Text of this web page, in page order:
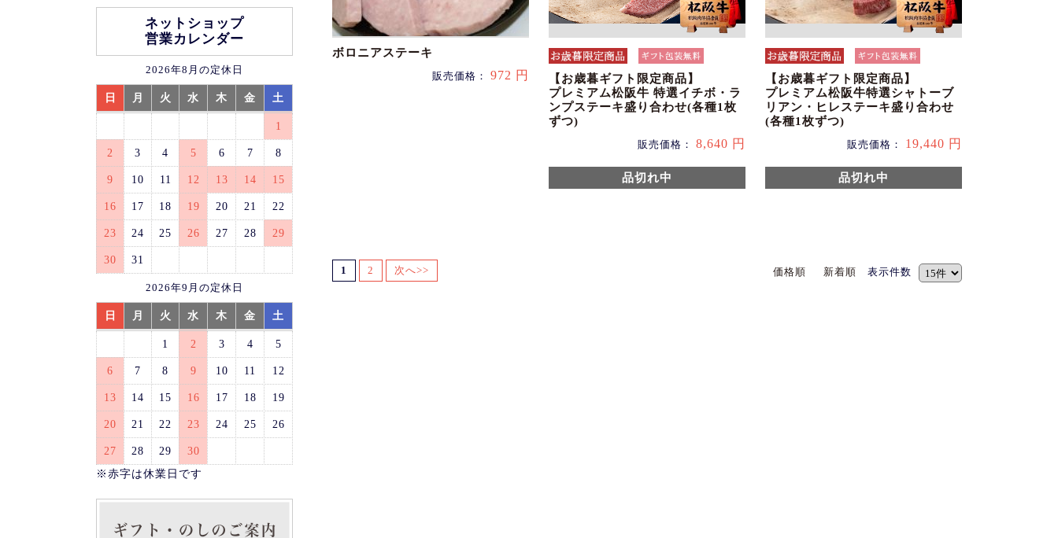
ボロニアステーキ
販売価格： 972 円
【お歳暮ギフト限定商品】
プレミアム松阪牛 特選イチボ・ラ
ンプステーキ盛り合わせ(各種1枚
ずつ)
販売価格： 8,640 円
品切れ中
【お歳暮ギフト限定商品】
プレミアム松阪牛特選シャトーブ
リアン・ヒレステーキ盛り合わせ
(各種1枚ずつ)
販売価格： 19,440 円
品切れ中
価格順 新着順 表示件数
1 2 次へ>>
ネットショップ
営業カレンダー
2026年8月の定休日
日 月 火 水 木 金 土
1
2 3 4 5 6 7 8
9 10 11 12 13 14 15
16 17 18 19 20 21 22
23 24 25 26 27 28 29
30 31
2026年9月の定休日
日 月 火 水 木 金 土
1 2 3 4 5
6 7 8 9 10 11 12
13 14 15 16 17 18 19
20 21 22 23 24 25 26
27 28 29
30
※赤字は休業日です